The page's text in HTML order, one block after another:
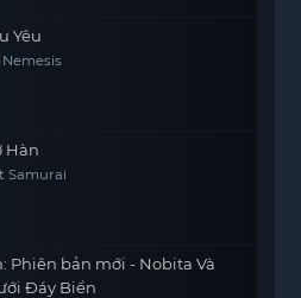
Yêu
Hàn
Samurai
Phiên bản mới - Nobita Và
Đáy Biển